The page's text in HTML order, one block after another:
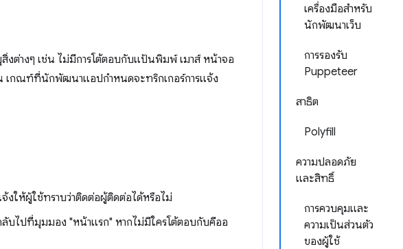
เครื่องมือสำหรับ
นักพัฒนาเว็บ
การรองรับ
Puppeteer
สาธิต
Polyfill
ความปลอดภัย
และสิทธิ์
การควบคุมและ
ความเป็นส่วนตัว
ของผู้ใช้
ต่างๆ เช่น ไม่มีการโต้ตอบกับแป้นพิมพ์ เมาส์ หน้าจอ
เกณฑ์ที่นักพัฒนาแอปกำหนดจะทริกเกอร์การแจ้ง
งให้ผู้ใช้ทราบว่าติดต่อผู้ติดต่อได้หรือไม่
ไปที่มุมมอง "หน้าแรก" หากไม่มีใครโต้ตอบกับคีออ